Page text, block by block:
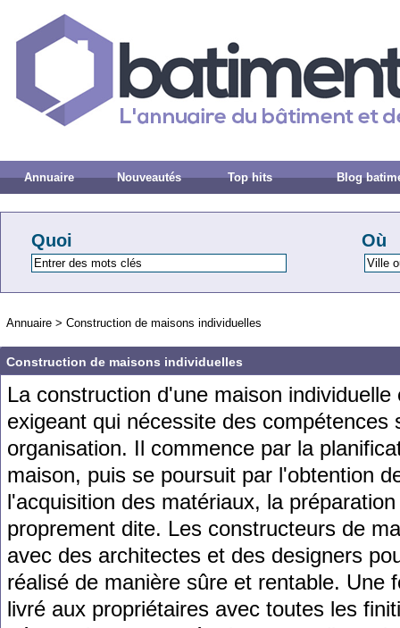
Annuaire Nouveautés Top hits Blog
Quoi Où
Annuaire > Construction de maisons individuelles
Construction de maisons individuelles
Laconstruction d'une maison individuelle
exigeant qui nécessite des compétences
organisation. Il commence par laplan
maison, puis se poursuit par l'obtention
l'acquisition des matériaux, lapréparation
proprement dite. Les constructeurs de ma
avec des architectes et des designers
réalisé de manière sûre et rentable. Une f
livré aux propriétaires avec toutes les fin